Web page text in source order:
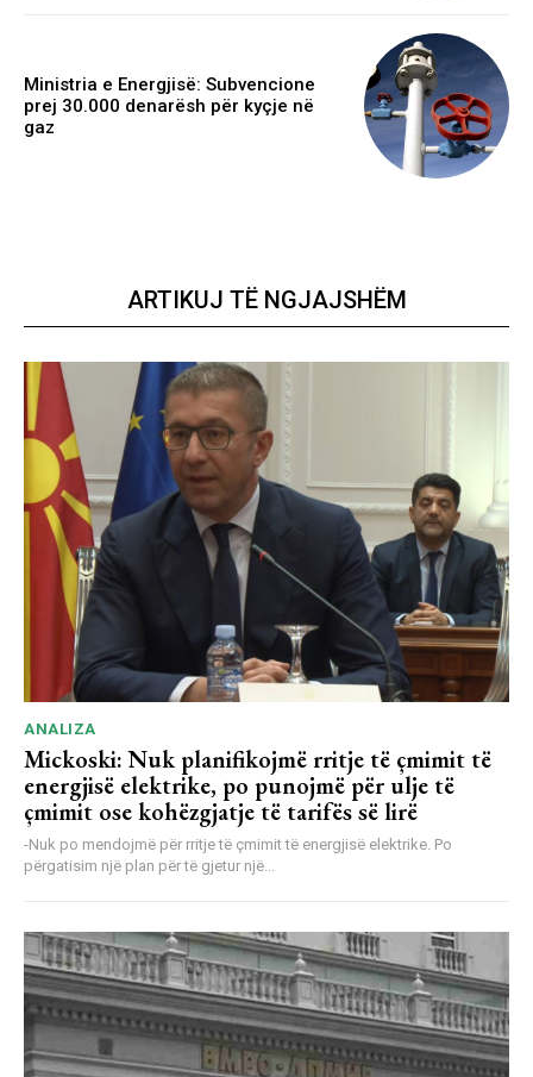
Ministria e Energjisë: Subvencione
prej 30.000 denarësh për kyçje në
gaz
ARTIKUJ TË NGJAJSHËM
ANALIZA
Mickoski: Nuk planifikojmë rritje të çmimit të
energjisë elektrike, po punojmë për ulje të
çmimit ose kohëzgjatje të tarifës së lirë
-Nuk po mendojmë për rritje të çmimit të energjisë elektrike. Po
përgatisim një plan për të gjetur një...